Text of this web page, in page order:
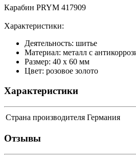
Карабин PRYM 417909
Характеристики:
Деятельность: шитье
Материал: металл с
Размер: 40 x 60 мм
Цвет: розовое золото
Характеристики
Страна производителя Германия
Отзывы